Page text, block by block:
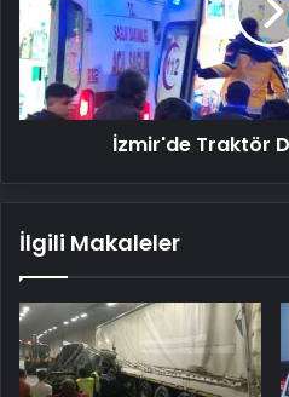
Yaralı
İzmir'de Traktör
İlgili Makaleler